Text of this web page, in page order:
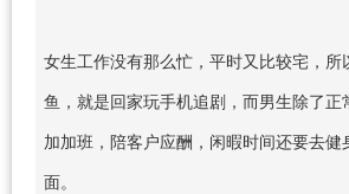
女生工作没有那么忙，平时又比较宅，所
鱼，就是回家玩手机追剧，而男生除了正
加加班，陪客户应酬，闲暇时间还要去健
面。